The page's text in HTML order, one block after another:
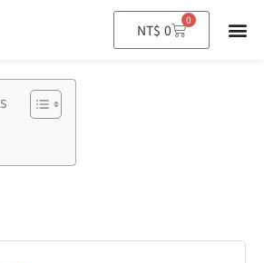
NT$ 0
0
購
物